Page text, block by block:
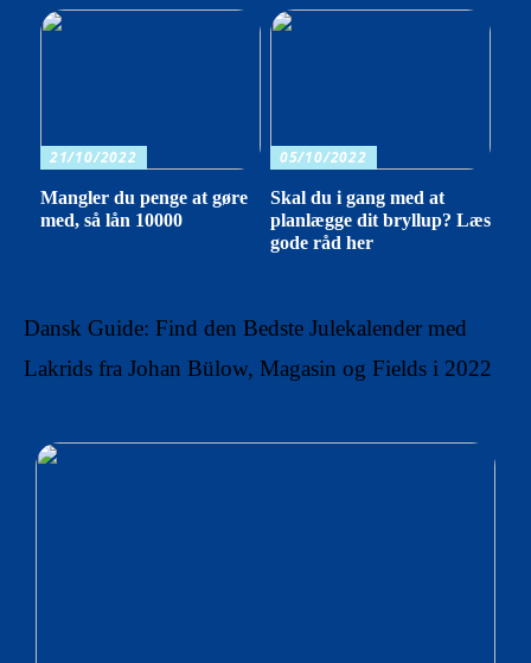
21/10/2022
Mangler du penge at gøre
med, så lån 10000
05/10/2022
Skal du i gang med at
planlægge dit bryllup? Læs
gode råd her
Dansk Guide: Find den Bedste Julekalender med
Lakrids fra Johan Bülow, Magasin og Fields i 2022